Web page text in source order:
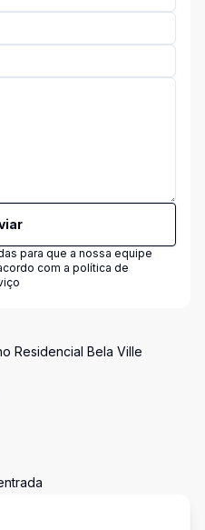
para que a nossa equipe
com a política de
Residencial Bela Ville